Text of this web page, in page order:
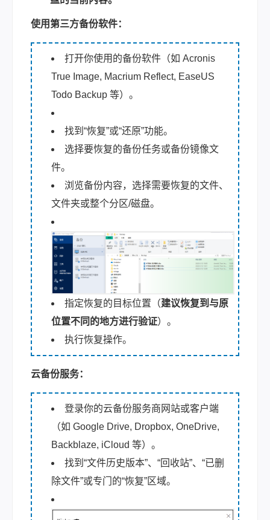
使用第三方备份软件：
打开你使用的备份软件（如 Acronis
True Image, Macrium Reflect, EaseUS
Todo Backup 等）。
找到“恢复”或“还原”功能。
选择要恢复的备份任务或备份镜像文
件。
浏览备份内容，选择需要恢复的文件、
文件夹或整个分区/磁盘。
指定恢复的目标位置（建议恢复到与原
位置不同的地方进行验证）。
执行恢复操作。
云备份服务：
登录你的云备份服务商网站或客户端
（如 Google Drive, Dropbox, OneDrive,
Backblaze, iCloud 等）。
找到“文件历史版本”、“回收站”、“已删
除文件”或专门的“恢复”区域。